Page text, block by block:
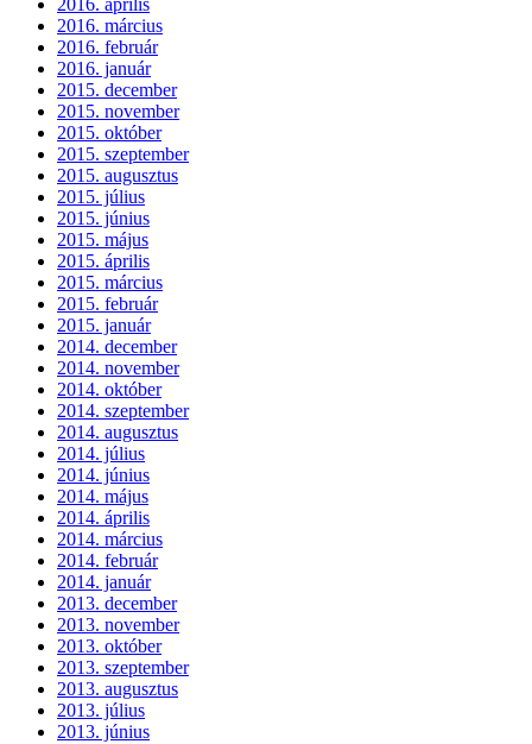
2016. április
2016. március
2016. február
2016. január
2015. december
2015. november
2015. október
2015. szeptember
2015. augusztus
2015. július
2015. június
2015. május
2015. április
2015. március
2015. február
2015. január
2014. december
2014. november
2014. október
2014. szeptember
2014. augusztus
2014. július
2014. június
2014. május
2014. április
2014. március
2014. február
2014. január
2013. december
2013. november
2013. október
2013. szeptember
2013. augusztus
2013. július
2013. június